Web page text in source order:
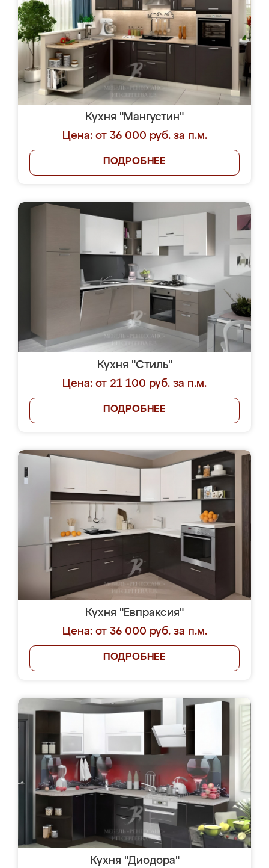
Кухня "Мангустин"
Цена: от 36 000 руб. за п.м.
ПОДРОБНЕЕ
Кухня "Стиль"
Цена: от 21 100 руб. за п.м.
ПОДРОБНЕЕ
Кухня "Евпраксия"
Цена: от 36 000 руб. за п.м.
ПОДРОБНЕЕ
Кухня "Диодора"